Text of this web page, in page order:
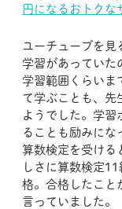
円になるおトクな
ユーチューブを見
学習があっていた
学習範囲くらいま
て学ぶことも、先
ようでした。学習
ることも励みにな
算数検定を受ける
しさに算数検定
格。合格したこと
言っていました。